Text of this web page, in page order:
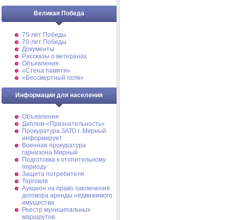
Великая Победа
75-лет Победы
70-лет Победы
Документы
Рассказы о ветеранах
Объявления
«Стена памяти»
«Бессмертный полк»
Информация для населения
Объявления
Диплом «Признательность»
Прокуратура ЗАТО г. Мирный
информирует
Военная прокуратура
гарнизона Мирный
Подготовка к отопительному
периоду
Защита потребителя
Торговля
Аукцион на право заключения
договора аренды недвижимого
имущества
Реестр муниципальных
маршрутов